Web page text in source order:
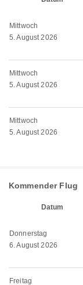
Mittwoch
5. August 2026
Mittwoch
5. August 2026
Mittwoch
5. August 2026
Kommender Flug
Datum
Donnerstag
6. August 2026
Freitag